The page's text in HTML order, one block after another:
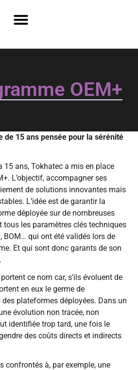
OEM+
de 15 ans pensée pour la sérénité
15 ans, Tokhatec a mis en place
L’objectif, accompagner ses
de solutions innovantes mais
L’idée est de garantir la
déployée sur de nombreuses
tous les paramètres clés techniques
BOM… qui ont été validés lors de
Et qui sont donc garants de son
ce nom car, s’ils évoluent de
en eux le germe de
plateformes déployées. Dans un
évolution non tracée, non
identifiée trop tard, une fois le
des coûts directs et indirects
confrontés à, par exemple, une